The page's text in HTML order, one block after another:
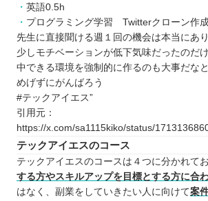
英語0.5h
プログラミング学習 Twitterクローン作
先生に直接聞ける週１回の機会は本当にあり
少しモチベーションが低下気味だったのだ
中できる環境を強制的に作るのも大事だなと
めげずにがんばろう
#テックアイエス”
引用元：
https://x.com/sa1115kiko/status/
テックアイエスのコース
テックアイエスのコースは４つに分かれてお
する方やスキルアップを目標とする方に合
はなく、副業をしていきたい人に向けて案